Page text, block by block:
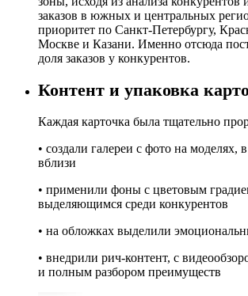
заказов в южных и центральных
приоритет по Санкт-Петербургу,
Москве и Казани. Именно отсюда
доля заказов у конкурентов.
Контент и упаковка
Каждая карточка была тщательно
• создали галереи с фото на моделях,
вблизи
• применили фоны с цветовым
выделяющимся среди конкурентов
• на обложках выделили
• внедрили рич-контент, с
и полным разбором преимуществ